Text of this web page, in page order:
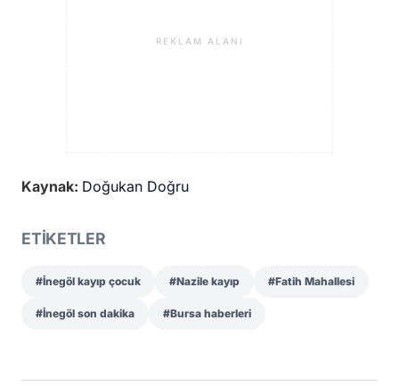
REKLAM ALANI
Kaynak: Doğukan Doğru
ETİKETLER
#İnegöl kayıp çocuk #Nazile kayıp #Fatih Mahallesi
#İnegöl son dakika #Bursa haberleri